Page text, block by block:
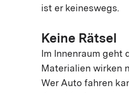
ist er keineswegs.
Keine Rätsel
Im Innenraum geht
Materialien wirken
Wer Auto fahren